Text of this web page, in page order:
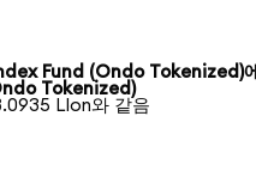
Fund (Ondo Tokenized)에
Tokenized)
LIon와 같음